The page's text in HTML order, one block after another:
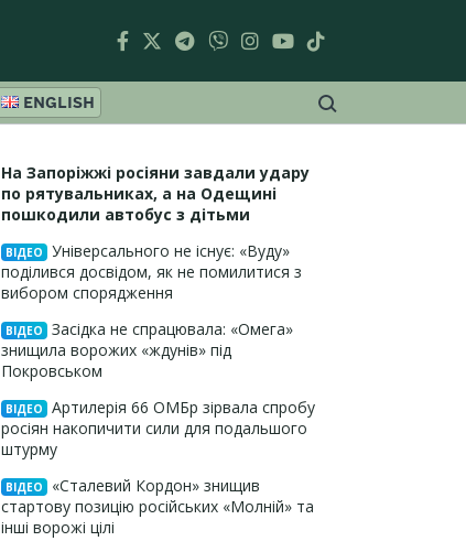
ENGLISH
На Запоріжжі росіяни завдали удару
по рятувальниках, а на Одещині
пошкодили автобус з дітьми
ВІДЕО
Універсального не існує: «Вуду»
поділився досвідом, як не помилитися з
вибором спорядження
ВІДЕО
Засідка не спрацювала: «Омега»
знищила ворожих «ждунів» під
Покровськом
ВІДЕО
Артилерія 66 ОМБр зірвала спробу
росіян накопичити сили для подальшого
штурму
ВІДЕО
«Сталевий Кордон» знищив
стартову позицію російських «Молній» та
інші ворожі цілі